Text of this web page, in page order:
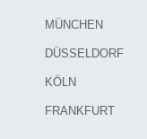
MÜNCHEN
DÜSSELDORF
KÖLN
FRANKFURT